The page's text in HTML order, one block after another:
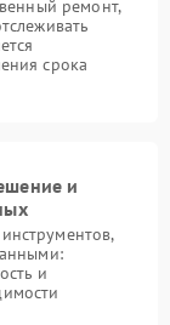
ремонт,
срока
и
и